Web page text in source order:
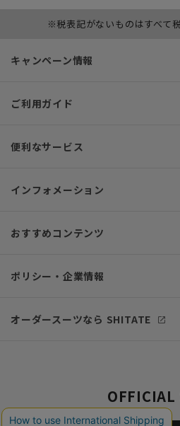
※税表記がないものはすべて
キャンペーン情報
ご利用ガイド
便利なサービス
インフォメーション
おすすめコンテンツ
ポリシー・企業情報
オーダースーツなら SHITATE
OFFICIAL